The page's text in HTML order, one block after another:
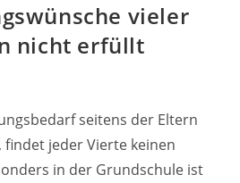
vieler
nicht erfüllt
seitens der Eltern
jeder Vierte keinen
in der Grundschule ist